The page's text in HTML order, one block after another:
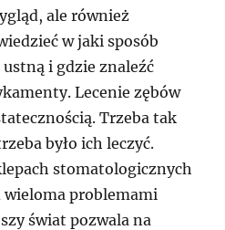
ale również
w jaki sposób
i gdzie znaleźć
Lecenie zębów
Trzeba tak
było ich leczyć.
stomatologicznych
problemami
świat pozwala na